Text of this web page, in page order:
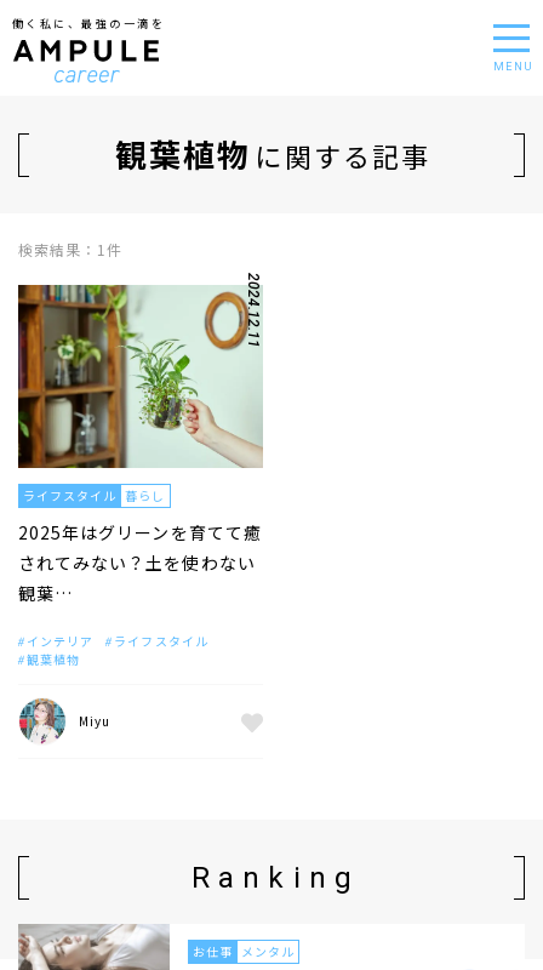
働く私に、最強の一滴を
MENU
観葉植物 に関する記事
検索結果：1件
2024.12.11
ライフスタイル 暮らし
2025年はグリーンを育てて癒
されてみない？土を使わない
観葉…
インテリア
ライフスタイル
観葉植物
Miyu
Ranking
お仕事 メンタル